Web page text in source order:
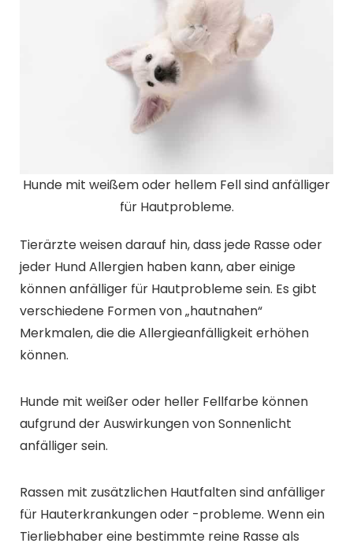
Hunde mit weißem oder hellem Fell sind anfälliger
für Hautprobleme.
Tierärzte weisen darauf hin, dass jede Rasse oder
jeder Hund Allergien haben kann, aber einige
können anfälliger für Hautprobleme sein. Es gibt
verschiedene Formen von „hautnahen“
Merkmalen, die die Allergieanfälligkeit erhöhen
können.
Hunde mit weißer oder heller Fellfarbe können
aufgrund der Auswirkungen von Sonnenlicht
anfälliger sein.
Rassen mit zusätzlichen Hautfalten sind anfälliger
für Hauterkrankungen oder -probleme. Wenn ein
Tierliebhaber eine bestimmte reine Rasse als